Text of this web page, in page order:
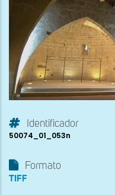
Identificador
50074_01_053n
Formato
TIFF